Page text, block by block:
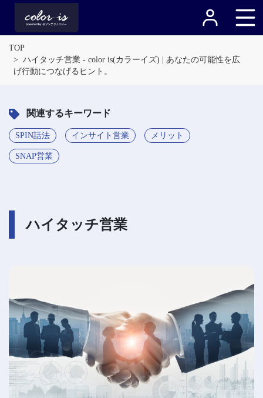
TOP
ハイタッチ営業 - color is(カラーイズ) | あなたの可能性を広
げ行動につなげるヒント。
関連するキーワード
SPIN話法 インサイト営業 メリット
SNAP営業
ハイタッチ営業